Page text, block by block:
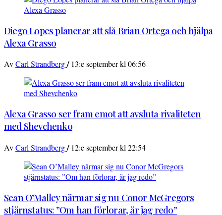
Diego Lopes planerar att slå Brian Ortega och hjälpa
Alexa Grasso
AvCarl Strandberg/ 13:e september kl 06:56
Alexa Grasso ser fram emot att avsluta rivaliteten
med Shevchenko
AvCarl Strandberg/ 12:e september kl 22:54
Sean O’Malley närmar sig nu Conor McGregors
stjärnstatus: ”Om han förlorar, är jag redo”